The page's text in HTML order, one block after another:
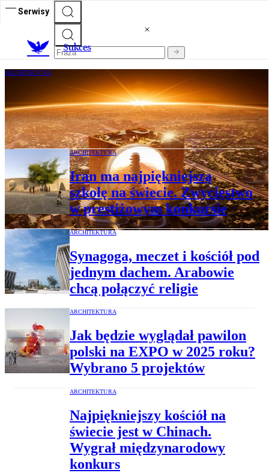
Serwisy
Sukces
ARCHITEKTURA
Odpowiedź Arabów na miasta 15-
minutowe. Saudyjska wizja świata bez
samochodów
ARCHITEKTURA
Iran ma najpiękniejszą
szkołę na świecie. Zwycięstwo
w prestiżowym konkursie
ARCHITEKTURA
Synagoga, meczet i kościół pod
jednym dachem. Arabowie
chcą połączyć religie
ARCHITEKTURA
Jak będzie wyglądał pawilon
polski na EXPO w 2025 roku?
Wybrano 5 projektów
ARCHITEKTURA
Najpiękniejszy kościół na
świecie jest w Chinach.
Wygrał międzynarodowy
konkurs